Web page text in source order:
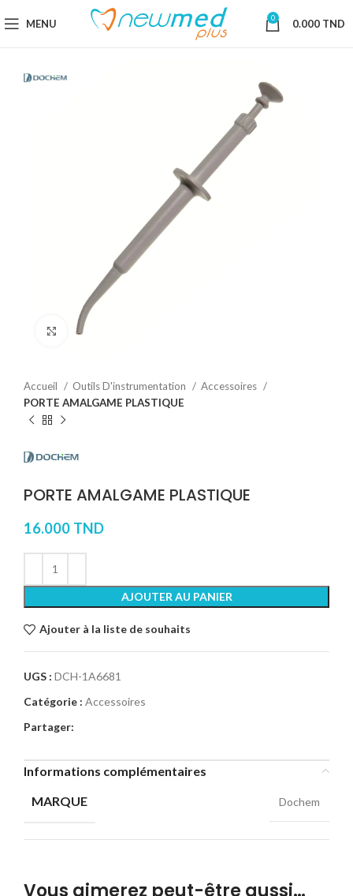
MENU 0 0.000 TND
Cliquez pour agrandir
Accueil Outils D'instrumentation
Accessoires
PORTE AMALGAME PLASTIQUE
PORTE AMALGAME PLASTIQUE
16.000 TND
AJOUTER AU PANIER
Ajouter à la liste de souhaits
UGS : DCH-1A6681
Catégorie : Accessoires
Partager:
Informations complémentaires
MARQUE
Dochem
Vous aimerez peut-être aussi…